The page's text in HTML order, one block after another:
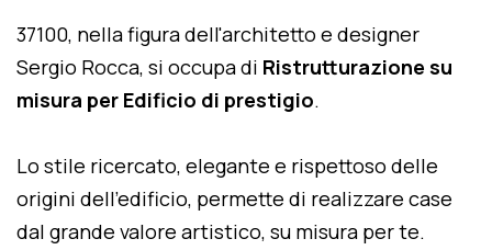
37100, nella figura dell'architetto e designer
Sergio Rocca, si occupa di Ristrutturazione su
misura per Edificio di prestigio.
Lo stile ricercato, elegante e rispettoso delle
origini dell'edificio, permette di realizzare case
dal grande valore artistico, su misura per te.